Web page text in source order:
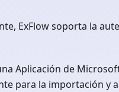
ExFlow soporta la
Aplicación de
para la importación y